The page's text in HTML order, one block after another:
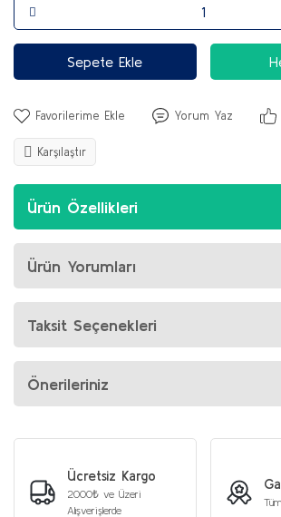
Sepete Ekle
Yorum Yaz
Karşılaştır
Ürün Özellikleri
Ürün Yorumları
Taksit Seçenekleri
Önerileriniz
Ücretsiz Kargo
2000₺ ve Üzeri
Alışverişlerde